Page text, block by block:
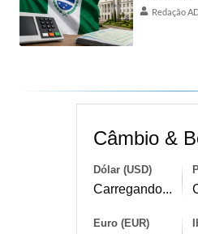
Redação
Câmbio &
Dólar (USD)
Carregando...
Euro (EUR)